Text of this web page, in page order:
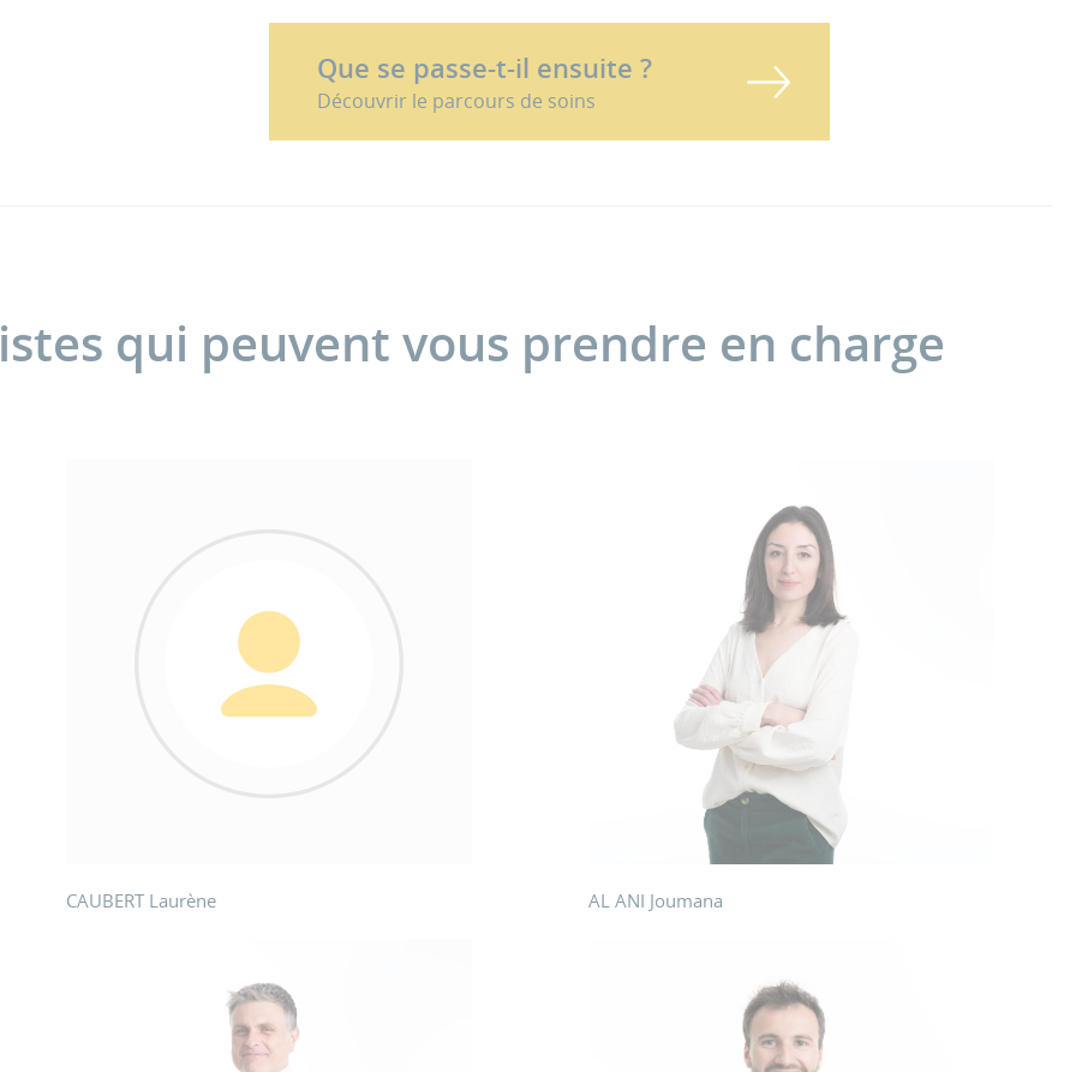
Que se passe-t-il ensuite ?
Découvrir le parcours de soins
qui peuvent vous prendre en charge
CAUBERT Laurène AL ANI Joumana